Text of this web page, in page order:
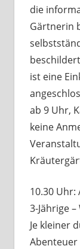
die
Gärtnerin
ist eine
ab 9 Uhr,
keine
10.30
3-Jährige
Je kleiner
Abenteuer